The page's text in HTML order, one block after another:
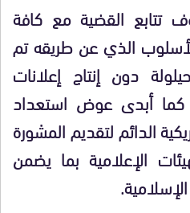
القضية مع كافة
الذي عن طريقه تم
دون إنتاج إعلانات
كما أبدى عوض استعداد
الدائم لتقديم المشورة
الإعلامية بما يضمن